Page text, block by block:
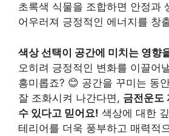
초록색 식물을 조합하면 안정과
어우러져 긍정적인 에너지를 창
색상 선택이 공간에 미치는 영향
오히려 긍정적인 변화를 이끌어
흥미롭죠? 😊 공간을 꾸미는 동
잘 조화시켜 나간다면, 금전운도
수 있다고 믿어요! 색상에 대한
테리어를 더욱 풍부하고 매력적